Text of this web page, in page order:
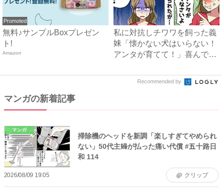
Promoted
無料♪サンプルBoxプレゼン
ト!
Amazon
私に対抗しチワワを飼った義
妹「懐かない犬はいらない！
アンタが育てて！」喜んで引
Recommended by
マンガの新着記事
マンガ
掃除機のヘッドを新調「楽しすぎてやめられ
ない」50代主婦が払った痛い代償 #五十路日
和 114
2026/08/09 19:05 クリップ